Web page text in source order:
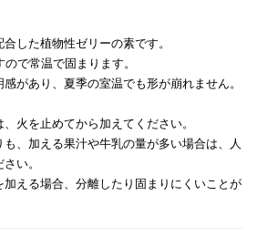
した植物性ゼリーの素です。
で常温で固まります。
があり、夏季の室温でも形が崩れません。
火を止めてから加えてください。
、加える果汁や牛乳の量が多い場合は、人
い。
える場合、分離したり固まりにくいことが